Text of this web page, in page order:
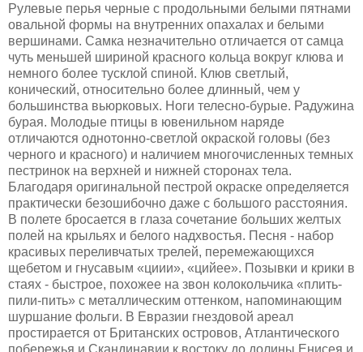
Рулевые перья черные с продольными белыми пятнами
овальной формы на внутренних опахалах и белыми
вершинами. Самка незначительно отличается от самца
чуть меньшей шириной красного кольца вокруг клюва и
немного более тусклой спиной. Клюв светлый,
конический, относительно более длинный, чем у
большинства вьюрковых. Ноги телесно-бурые. Радужина
бурая. Молодые птицы в ювенильном наряде
отличаются однотонно-светлой окраской головы (без
черного и красного) и наличием многочисленных темных
пестринок на верхней и нижней сторонах тела.
Благодаря оригинальной пестрой окраске определяется
практически безошибочно даже с большого расстояния.
В полете бросается в глаза сочетание больших желтых
полей на крыльях и белого надхвостья. Песня - набор
красивых переливчатых трелей, перемежающихся
щебетом и гнусавым «циии», «цийее». Позывки и крики в
стаях - быстрое, похожее на звон колокольчика «плить-
пили-пить» с металлическим оттенком, напоминающим
шуршание фольги. В Евразии гнездовой ареал
простирается от Британских островов, Атлантического
побережья и Скандинавии к востоку до долины Енисея и